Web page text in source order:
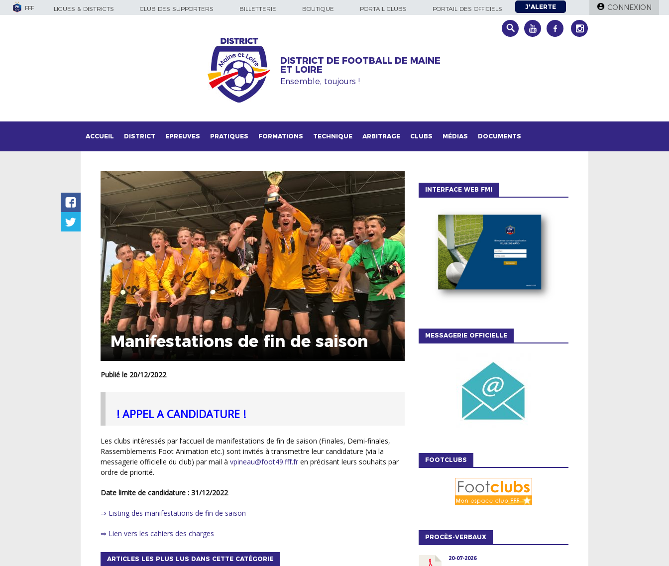
FFF LIGUES & DISTRICTS CLUB DES SUPPORTERS BILLETTERIE BOUTIQUE PORTAIL CLUBS PORTAIL DES OFFICIELS J'ALERTE CONNEXION
DISTRICT DE FOOTBALL DE MAINE
ET LOIRE
Ensemble, toujours !
ACCUEIL DISTRICT EPREUVES PRATIQUES FORMATIONS TECHNIQUE ARBITRAGE CLUBS MÉDIAS DOCUMENTS
Manifestations de fin de saison
Publié le 20/12/2022
! APPEL A CANDIDATURE !
Les clubs intéressés par l’accueil de manifestations de fin de saison (Finales, Demi-finales,
Rassemblements Foot Animation etc.) sont invités à transmettre leur candidature (via la
messagerie officielle du club) par mail à vpineau@foot49.fff.fr en précisant leurs souhaits par
ordre de priorité.
Date limite de candidature : 31/12/2022
⇒ Listing des manifestations de fin de saison
⇒ Lien vers les cahiers des charges
ARTICLES LES PLUS LUS DANS CETTE CATÉGORIE
INTERFACE WEB FMI
MESSAGERIE OFFICIELLE
FOOTCLUBS
PROCÈS-VERBAUX
20-07-2026